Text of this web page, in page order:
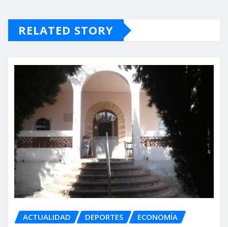
RELATED STORY
ACTUALIDAD DEPORTES ECONOMÍA